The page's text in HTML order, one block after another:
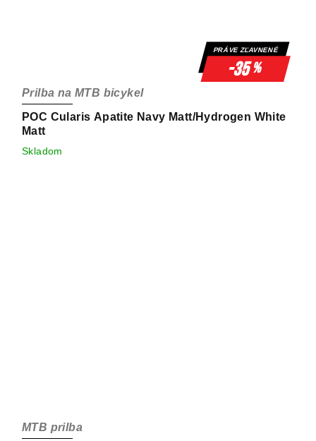
PRÁVE ZĽAVNENÉ
-35%
POC Cularis Apatite Navy Matt/Hydrogen White
Matt
Prilba na MTB bicykel
Skladom
MTB prilba